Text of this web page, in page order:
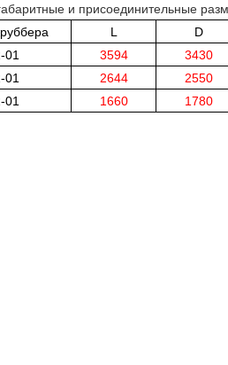
и присоединительные
L D
01
3594 3430
01
2644 2550
01
1660 1780